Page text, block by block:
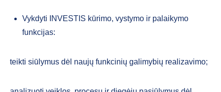
Vykdyti INVESTIS kūrimo, vystymo ir palaikymo
funkcijas:
teikti siūlymus dėl naujų funkcinių galimybių realizavimo;